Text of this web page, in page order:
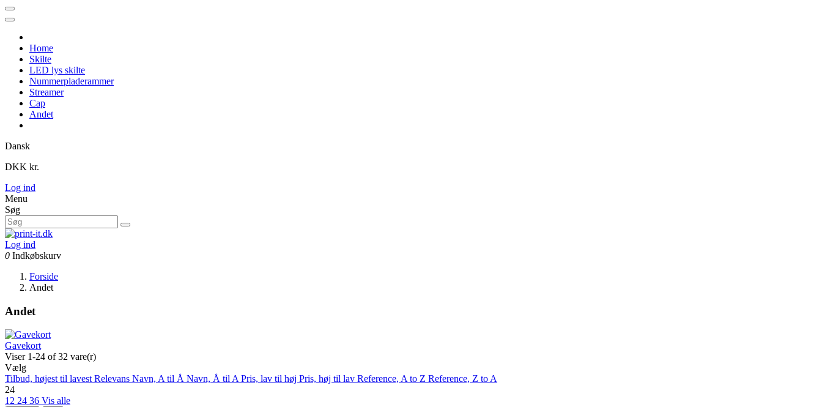
Home
Skilte
LED lys skilte
Nummerpladerammer
Streamer
Cap
Andet
Dansk
DKK kr.
Log ind
Menu
Søg
Log ind
0 Indkøbskurv
Forside
Andet
Andet
Gavekort
Viser 1-24 of 32 vare(r)
Vælg
Tilbud, højest til lavestRelevans Navn, A til Å Navn, Å til APris, lav til høj Pris, høj til lav Reference, A to Z Reference, Z to A
24
12 24 36 Vis alle